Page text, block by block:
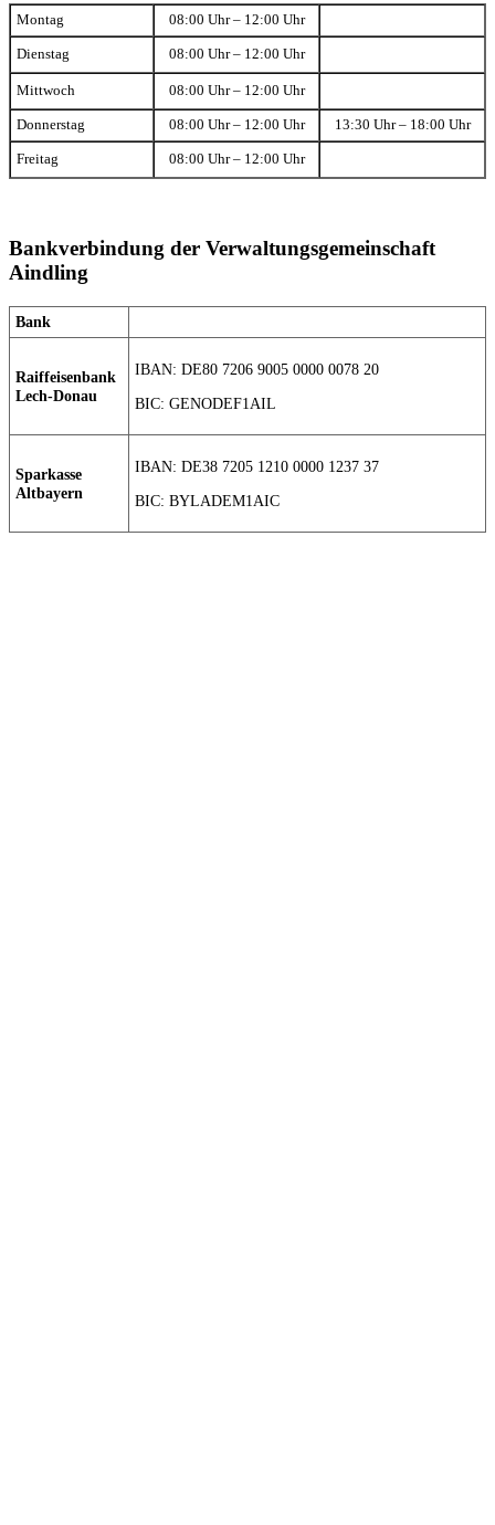
Montag 08:00 Uhr – 12:00 Uhr
Dienstag 08:00 Uhr – 12:00 Uhr
Mittwoch 08:00 Uhr – 12:00 Uhr
Donnerstag 08:00 Uhr – 12:00 Uhr 13:30 Uhr – 18:00 Uhr
Freitag 08:00 Uhr – 12:00 Uhr
Bankverbindung der Verwaltungsgemeinschaft
Aindling
Bank
Raiffeisenbank
Lech-Donau
IBAN: DE80 7206 9005 0000 0078 20
BIC: GENODEF1AIL
Sparkasse
Altbayern
IBAN: DE38 7205 1210 0000 1237 37
BIC: BYLADEM1AIC